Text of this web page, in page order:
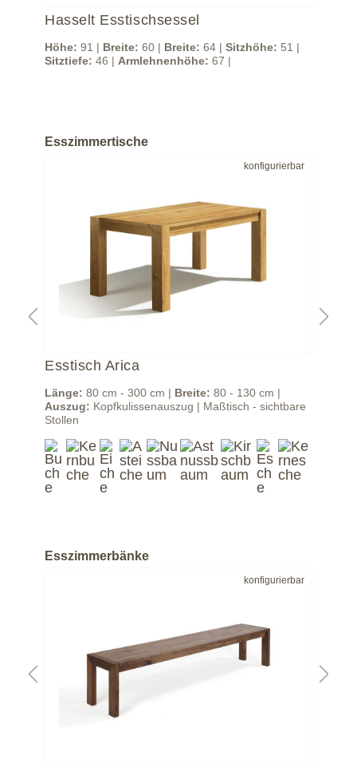
Hasselt Esstischsessel
Höhe: 91 | Breite: 60 | Breite: 64 | Sitzhöhe: 51 |
Sitztiefe: 46 | Armlehnenhöhe: 67 |
Esszimmertische
konfigurierbar
Esstisch Arica
Länge: 80 cm - 300 cm | Breite: 80 - 130 cm |
Auszug: Kopfkulissenauszug | Maßtisch - sichtbare
Stollen
Esszimmerbänke
konfigurierbar